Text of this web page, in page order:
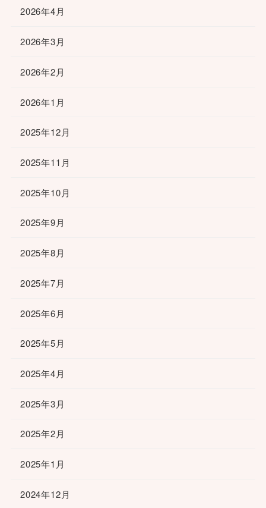
2026年4月
2026年3月
2026年2月
2026年1月
2025年12月
2025年11月
2025年10月
2025年9月
2025年8月
2025年7月
2025年6月
2025年5月
2025年4月
2025年3月
2025年2月
2025年1月
2024年12月